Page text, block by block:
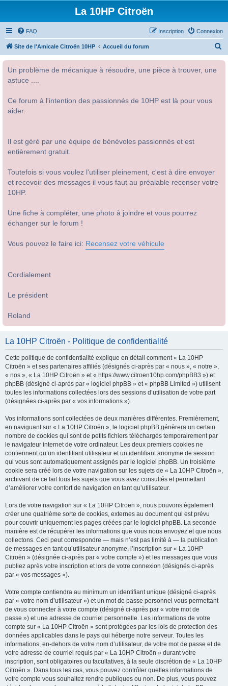
La 10HP Citroën
FAQ Connexion
Inscription
Site de l'Amicale Citroën 10HP Accueil du forum
Un problème de mécanique à résoudre, une pièce à trouver, une
astuce ....
Ce forum à l'intention des passionnés de 10HP est là pour vous
aider.
Il est géré par une équipe de bénévoles passionnés et est
entièrement gratuit.
Toutefois si vous voulez l'utiliser pleinement, c'est à dire envoyer
et recevoir des messages il vous faut au préalable recenser votre
10HP.
Une fiche à compléter, une photo à joindre et vous pourrez
échanger sur le forum !
Vous pouvez le faire ici: Recensez votre véhicule
Cordialement
Le président
Roland
La 10HP Citroën - Politique de confidentialité
Cette politique de confidentialité explique en détail comment « La 10HP
Citroën » et ses partenaires affiliés (désignés ci-après par « nous », « notre »,
« nos », « La 10HP Citroën » et « https://www.citroen10hp.com/phpBB3 ») et
phpBB (désigné ci-après par « logiciel phpBB » et « phpBB Limited ») utilisent
toutes les informations collectées lors des sessions d’utilisation de votre part
(désignées ci-après par « vos informations »).
Vos informations sont collectées de deux manières différentes. Premièrement,
en naviguant sur « La 10HP Citroën », le logiciel phpBB génèrera un certain
nombre de cookies qui sont de petits fichiers téléchargés temporairement par
le navigateur internet de votre ordinateur. Les deux premiers cookies ne
contiennent qu’un identifiant utilisateur et un identifiant anonyme de session
qui vous sont automatiquement assignés par le logiciel phpBB. Un troisième
cookie sera créé lors de votre navigation sur les sujets de « La 10HP Citroën »,
archivant de ce fait tous les sujets que vous avez consultés et permettant
d’améliorer votre confort de navigation en tant qu’utilisateur.
Lors de votre navigation sur « La 10HP Citroën », nous pouvons également
créer une quatrième sorte de cookies, externes au document qui est prévu
pour couvrir uniquement les pages créées par le logiciel phpBB. La seconde
manière est de récupérer les informations que vous nous envoyez et que nous
collectons. Ceci peut correspondre — mais n’est pas limité à — la publication
de messages en tant qu’utilisateur anonyme, l’inscription sur « La 10HP
Citroën » (désignée ci-après par « votre compte ») et les messages que vous
publiez après votre inscription et lors de votre connexion (désignés ci-après
par « vos messages »).
Votre compte contiendra au minimum un identifiant unique (désigné ci-après
par « votre nom d’utilisateur ») et un mot de passe personnel vous permettant
de vous connecter à votre compte (désigné ci-après par « votre mot de
passe ») et une adresse de courriel personnelle. Les informations de votre
compte sur « La 10HP Citroën » sont protégées par les lois de protection des
données applicables dans le pays qui héberge notre serveur. Toutes les
informations, en-dehors de votre nom d’utilisateur, de votre mot de passe et de
votre adresse de courriel requis par « La 10HP Citroën » durant votre
inscription, sont obligatoires ou facultatives, à la seule discrétion de « La 10HP
Citroën ». Dans tous les cas, vous pouvez contrôler quelles informations de
votre compte vous souhaitez rendre publiques ou non. De plus, vous pouvez